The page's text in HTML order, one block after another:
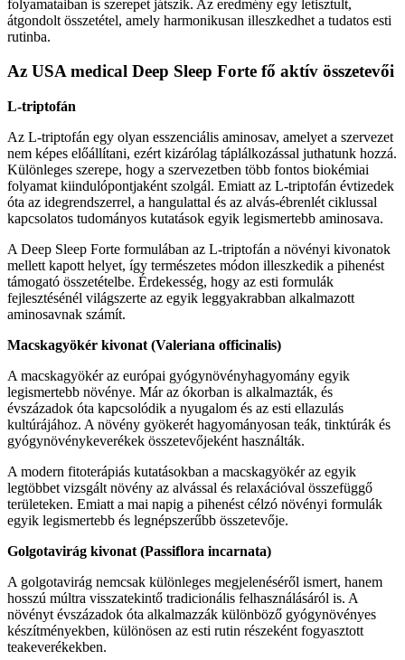
folyamataiban is szerepet játszik. Az eredmény egy letisztult,
átgondolt összetétel, amely harmonikusan illeszkedhet a tudatos esti
rutinba.
Az USA medical Deep Sleep Forte fő aktív összetevői
L-triptofán
Az L-triptofán egy olyan esszenciális aminosav, amelyet a szervezet
nem képes előállítani, ezért kizárólag táplálkozással juthatunk hozzá.
Különleges szerepe, hogy a szervezetben több fontos biokémiai
folyamat kiindulópontjaként szolgál. Emiatt az L-triptofán évtizedek
óta az idegrendszerrel, a hangulattal és az alvás-ébrenlét ciklussal
kapcsolatos tudományos kutatások egyik legismertebb aminosava.
A Deep Sleep Forte formulában az L-triptofán a növényi kivonatok
mellett kapott helyet, így természetes módon illeszkedik a pihenést
támogató összetételbe. Érdekesség, hogy az esti formulák
fejlesztésénél világszerte az egyik leggyakrabban alkalmazott
aminosavnak számít.
Macskagyökér kivonat (Valeriana officinalis)
A macskagyökér az európai gyógynövényhagyomány egyik
legismertebb növénye. Már az ókorban is alkalmazták, és
évszázadok óta kapcsolódik a nyugalom és az esti ellazulás
kultúrájához. A növény gyökerét hagyományosan teák, tinktúrák és
gyógynövénykeverékek összetevőjeként használták.
A modern fitoterápiás kutatásokban a macskagyökér az egyik
legtöbbet vizsgált növény az alvással és relaxációval összefüggő
területeken. Emiatt a mai napig a pihenést célzó növényi formulák
egyik legismertebb és legnépszerűbb összetevője.
Golgotavirág kivonat (Passiflora incarnata)
A golgotavirág nemcsak különleges megjelenéséről ismert, hanem
hosszú múltra visszatekintő tradicionális felhasználásáról is. A
növényt évszázadok óta alkalmazzák különböző gyógynövényes
készítményekben, különösen az esti rutin részeként fogyasztott
teakeverékekben.